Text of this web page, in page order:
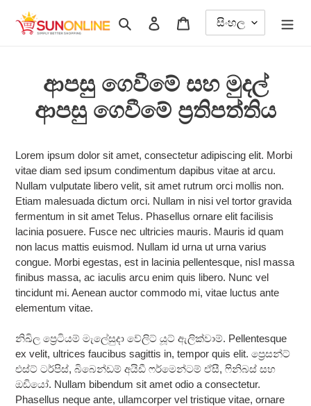
යන්න
සෙවීම ඇතුල් වන්නට්රොලිය
ආපසු ගෙවීමේ සහ මුදල්
ආපසු ගෙවීමේ ප්‍රතිපත්තිය
Lorem ipsum dolor sit amet, consectetur adipiscing elit. Morbi
vitae diam sed ipsum condimentum dapibus vitae at arcu.
Nullam vulputate libero velit, sit amet rutrum orci mollis non.
Etiam malesuada dictum orci. Nullam in nisi vel tortor gravida
fermentum in sit amet Telus. Phasellus ornare elit facilisis
lacinia posuere. Fusce nec ultricies mauris. Mauris id quam
non lacus mattis euismod. Nullam id urna ut urna varius
congue. Morbi egestas, est in lacinia pellentesque, nisl massa
finibus massa, ac iaculis arcu enim quis libero. Nunc vel
tincidunt mi. Aenean auctor commodo mi, vitae luctus ante
elementum vitae.
නිඛිල ප්‍රෙටියම් මැලේසුදා වේලිට් යූට් ඇලික්වාම්. Pellentesque
ex velit, ultrices faucibus sagittis in, tempor quis elit. ප්‍රෙසන්ට්
එස්ට් ටර්පිස්, බිබෙන්ඩම් අයිඩී ෆර්මෙන්ටම් ඒසී, ෆිනිබස් සහ
ඔඩියෝ. Nullam bibendum sit amet odio a consectetur.
Phasellus neque ante, ullamcorper vel tristique vitae, ornare